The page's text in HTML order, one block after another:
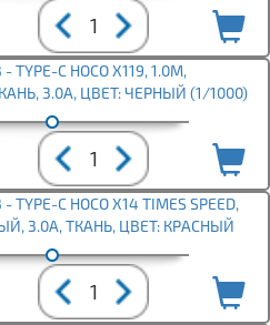
TYPE-C HOCO X119, 1.0М,
3.0A, ЦВЕТ: ЧЕРНЫЙ (1/1000)
TYPE-C HOCO X14 TIMES SPEED,
3.0A, ТКАНЬ, ЦВЕТ: КРАСНЫЙ